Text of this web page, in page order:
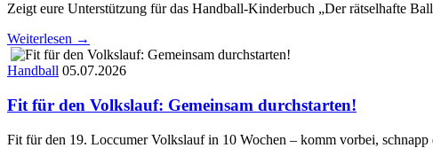
Zeigt eure Unterstützung für das Handball-Kinderbuch „Der rätselhafte
Weiterlesen →
Handball 05.07.2026
Fit für den Volkslauf: Gemeinsam durchstarten!
Fit für den 19. Loccumer Volkslauf in 10 Wochen – komm vorbei,